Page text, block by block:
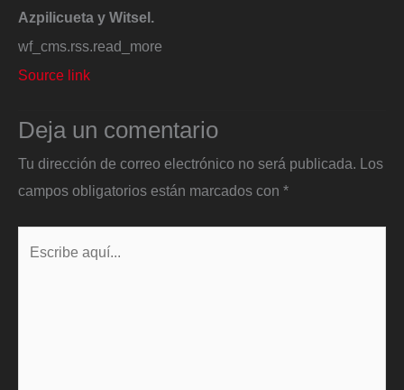
Azpilicueta y Witsel.
wf_cms.rss.read_more
Source link
Deja un comentario
Tu dirección de correo electrónico no será publicada. Los
campos obligatorios están marcados con *